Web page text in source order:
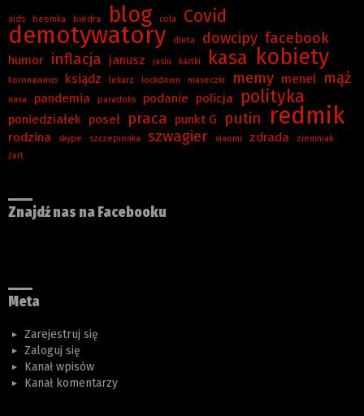
aids beemka biedra blog cola Covid
demotywatory dieta dowcipy facebook
humor inflacja janusz jasiu kartki kasa kobiety
koronawirus ksiądz lekarz lockdown maseczki memy menel mąż
nasa pandemia paradoks podanie policja polityka
poniedziałek poseł praca punkt G putin redmik
rodzina skype szczepionka szwagier xiaomi zdrada
ziemniak
żart
Znajdź nas na Facebooku
Meta
Zarejestruj się
Zaloguj się
Kanał wpisów
Kanał komentarzy